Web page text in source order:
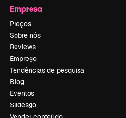
Empresa
Preços
Sobre nós
Reviews
Emprego
Tendências de pesquisa
Blog
Eventos
Slidesgo